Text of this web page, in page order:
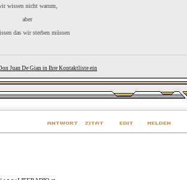
wissen nicht warum,
aber
das wir sterben müssen